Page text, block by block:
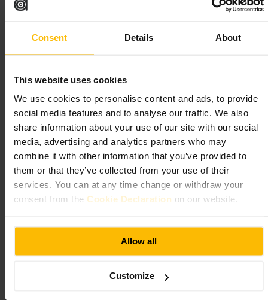
Consent Details About
This website uses cookies
We use cookies to personalise content and ads, to provide
social media features and to analyse our traffic. We also
share information about your use of our site with our social
media, advertising and analytics partners who may
combine it with other information that you’ve provided to
them or that they’ve collected from your use of their
services. You can at any time change or withdraw your
consent from the Cookie Declaration on our website.
Allow all
Customize
للتأكد من شروط الدخول. احضر كاميرا صغيرة لالتقاط تفاصيل المعدات
واللوحات، وتأكد من سياسة التصوير عند الوصول. اجمع الزيارة مع جولة
https://www.imperial.nhs.uk/about-us/what-we-do/fleming-museum
ذا شيرلوك هولمز ميوزيوم
الفنون والترفيه متحف
٤٫٣
٣٫٦
الصورة /TripSavvy
“رحلة إلى عالم شارلوك هولمز والقرن التاسع